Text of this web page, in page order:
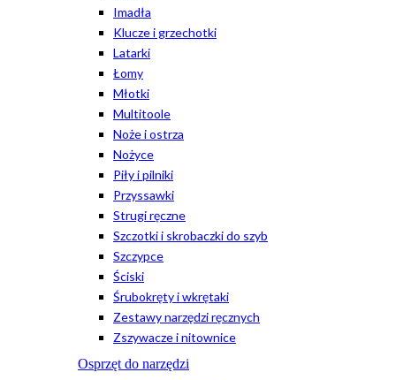
Imadła
Klucze i grzechotki
Latarki
Łomy
Młotki
Multitoole
Noże i ostrza
Nożyce
Piły i pilniki
Przyssawki
Strugi ręczne
Szczotki i skrobaczki do szyb
Szczypce
Ściski
Śrubokręty i wkrętaki
Zestawy narzędzi ręcznych
Zszywacze i nitownice
Osprzęt do narzędzi